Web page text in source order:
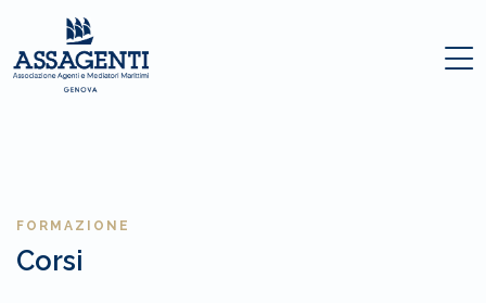
FORMAZIONE
Corsi